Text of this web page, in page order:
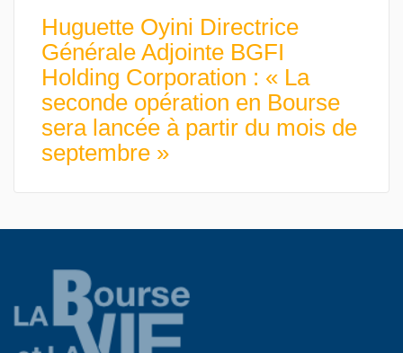
Huguette Oyini Directrice
Générale Adjointe BGFI
Holding Corporation : « La
seconde opération en Bourse
sera lancée à partir du mois de
septembre »